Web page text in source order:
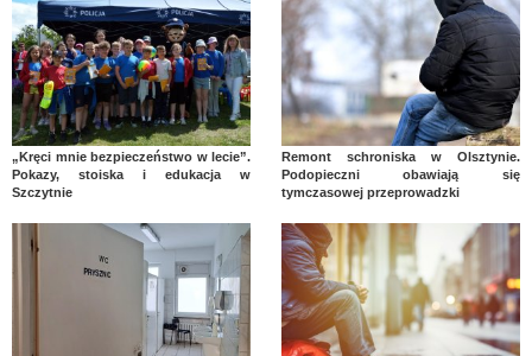
„Kręci mnie bezpieczeństwo w lecie”.
Pokazy, stoiska i edukacja w
Szczytnie
Remont schroniska w Olsztynie.
Podopieczni obawiają się
tymczasowej przeprowadzki